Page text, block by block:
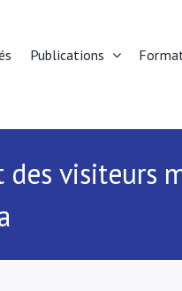
Publications
des visiteurs